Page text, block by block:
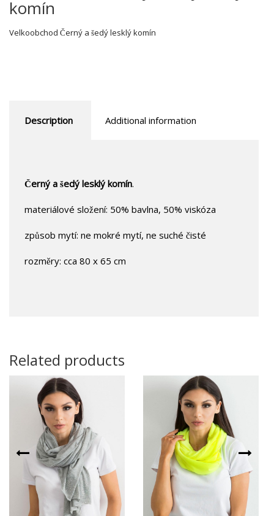
komín
Velkoobchod Černý a šedý lesklý komín
Description Additional information
Černý a šedý lesklý komín.
materiálové složení: 50% bavlna, 50% viskóza
způsob mytí: ne mokré mytí, ne suché čisté
rozměry: cca 80 x 65 cm
Related products